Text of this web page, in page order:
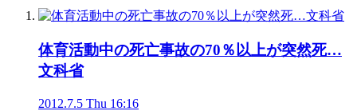
体育活動中の死亡事故の70％以上が突然死…
文科省
2012.7.5 Thu 16:16